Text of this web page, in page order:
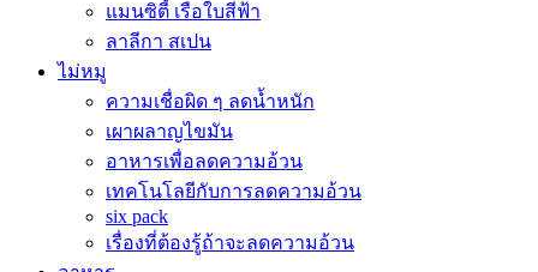
แมนซิตี้ เรือใบสีฟ้า
ลาลีกา สเปน
ไม่หมู
ความเชื่อผิด ๆ ลดน้ำหนัก
เผาผลาญไขมัน
อาหารเพื่อลดความอ้วน
เทคโนโลยีกับการลดความอ้วน
six pack
เรื่องที่ต้องรู้ถ้าจะลดความอ้วน